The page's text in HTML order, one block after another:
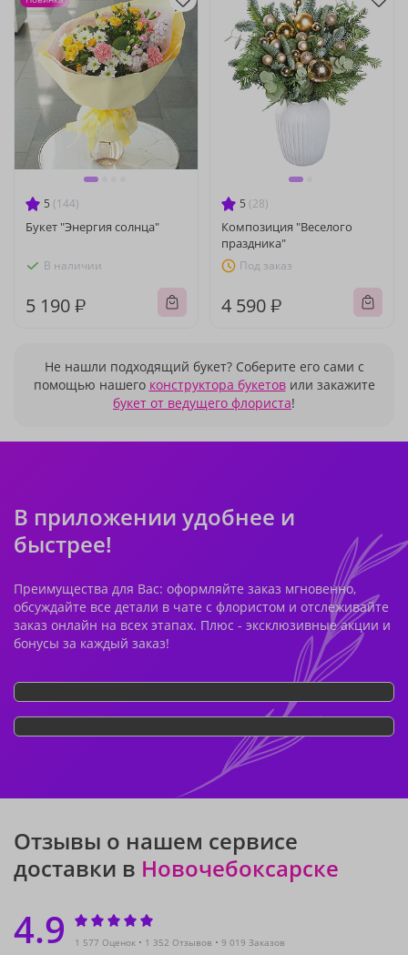
5 (144)
Букет "Энергия солнца"
В наличии
5 190 ₽
5 (28)
Композиция "Веселого
праздника"
Под заказ
4 590 ₽
Не нашли подходящий букет? Соберите его сами с
помощью нашего конструктора букетовили закажите
букет от ведущего флориста!
В приложении удобнее и
быстрее!
Преимущества для Вас: оформляйте заказ мгновенно,
обсуждайте все детали в чате с флористом и отслеживайте
заказ онлайн на всех этапах. Плюс - эксклюзивные акции и
бонусы за каждый заказ!
Отзывы о нашем сервисе
доставки в Новочебоксарске
4.9 1 577 Оценок 1 352 Отзывов 9 019 Заказов